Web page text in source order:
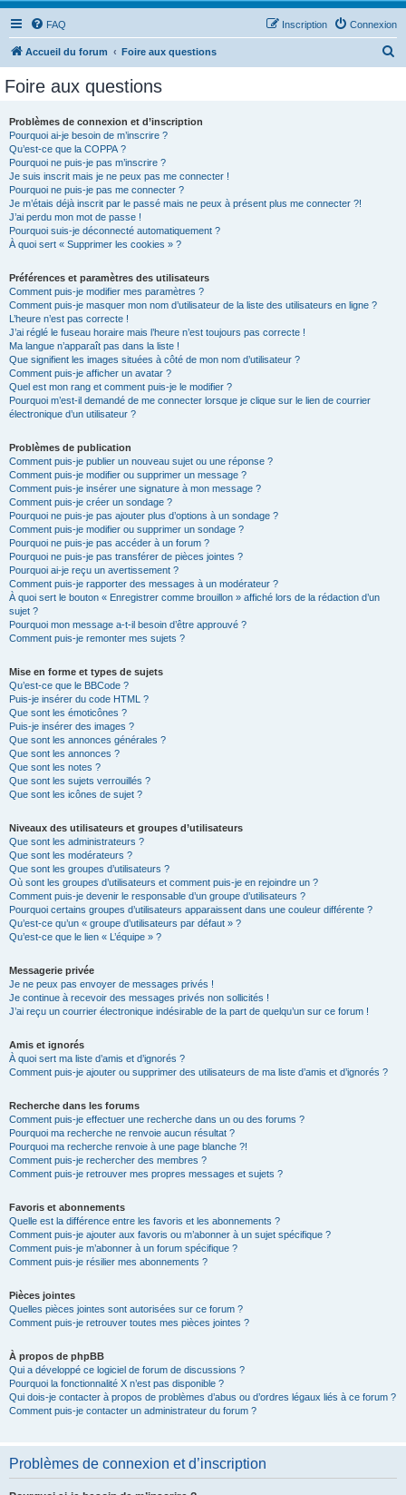
FAQ Connexion
Inscription
Accueil du forum Foire aux questions
Foire aux questions
Problèmes de connexion et d’inscription
Pourquoi ai-je besoin de m’inscrire ?
Qu’est-ce que la COPPA ?
Pourquoi ne puis-je pas m’inscrire ?
Je suis inscrit mais je ne peux pas me connecter !
Pourquoi ne puis-je pas me connecter ?
Je m’étais déjà inscrit par le passé mais ne peux à présent plus me connecter ?!
J’ai perdu mon mot de passe !
Pourquoi suis-je déconnecté automatiquement ?
À quoi sert « Supprimer les cookies » ?
Préférences et paramètres des utilisateurs
Comment puis-je modifier mes paramètres ?
Comment puis-je masquer mon nom d’utilisateur de la liste des utilisateurs en ligne ?
L’heure n’est pas correcte !
J’ai réglé le fuseau horaire mais l’heure n’est toujours pas correcte !
Ma langue n’apparaît pas dans la liste !
Que signifient les images situées à côté de mon nom d’utilisateur ?
Comment puis-je afficher un avatar ?
Quel est mon rang et comment puis-je le modifier ?
Pourquoi m’est-il demandé de me connecter lorsque je clique sur le lien de courrier
électronique d’un utilisateur ?
Problèmes de publication
Comment puis-je publier un nouveau sujet ou une réponse ?
Comment puis-je modifier ou supprimer un message ?
Comment puis-je insérer une signature à mon message ?
Comment puis-je créer un sondage ?
Pourquoi ne puis-je pas ajouter plus d’options à un sondage ?
Comment puis-je modifier ou supprimer un sondage ?
Pourquoi ne puis-je pas accéder à un forum ?
Pourquoi ne puis-je pas transférer de pièces jointes ?
Pourquoi ai-je reçu un avertissement ?
Comment puis-je rapporter des messages à un modérateur ?
À quoi sert le bouton « Enregistrer comme brouillon » affiché lors de la rédaction d’un
sujet ?
Pourquoi mon message a-t-il besoin d’être approuvé ?
Comment puis-je remonter mes sujets ?
Mise en forme et types de sujets
Qu’est-ce que le BBCode ?
Puis-je insérer du code HTML ?
Que sont les émoticônes ?
Puis-je insérer des images ?
Que sont les annonces générales ?
Que sont les annonces ?
Que sont les notes ?
Que sont les sujets verrouillés ?
Que sont les icônes de sujet ?
Niveaux des utilisateurs et groupes d’utilisateurs
Que sont les administrateurs ?
Que sont les modérateurs ?
Que sont les groupes d’utilisateurs ?
Où sont les groupes d’utilisateurs et comment puis-je en rejoindre un ?
Comment puis-je devenir le responsable d’un groupe d’utilisateurs ?
Pourquoi certains groupes d’utilisateurs apparaissent dans une couleur différente ?
Qu’est-ce qu’un « groupe d’utilisateurs par défaut » ?
Qu’est-ce que le lien « L’équipe » ?
Messagerie privée
Je ne peux pas envoyer de messages privés !
Je continue à recevoir des messages privés non sollicités !
J’ai reçu un courrier électronique indésirable de la part de quelqu’un sur ce forum !
Amis et ignorés
À quoi sert ma liste d’amis et d’ignorés ?
Comment puis-je ajouter ou supprimer des utilisateurs de ma liste d’amis et d’ignorés ?
Recherche dans les forums
Comment puis-je effectuer une recherche dans un ou des forums ?
Pourquoi ma recherche ne renvoie aucun résultat ?
Pourquoi ma recherche renvoie à une page blanche ?!
Comment puis-je rechercher des membres ?
Comment puis-je retrouver mes propres messages et sujets ?
Favoris et abonnements
Quelle est la différence entre les favoris et les abonnements ?
Comment puis-je ajouter aux favoris ou m’abonner à un sujet spécifique ?
Comment puis-je m’abonner à un forum spécifique ?
Comment puis-je résilier mes abonnements ?
Pièces jointes
Quelles pièces jointes sont autorisées sur ce forum ?
Comment puis-je retrouver toutes mes pièces jointes ?
À propos de phpBB
Qui a développé ce logiciel de forum de discussions ?
Pourquoi la fonctionnalité X n’est pas disponible ?
Qui dois-je contacter à propos de problèmes d’abus ou d’ordres légaux liés à ce forum ?
Comment puis-je contacter un administrateur du forum ?
Problèmes de connexion et d’inscription